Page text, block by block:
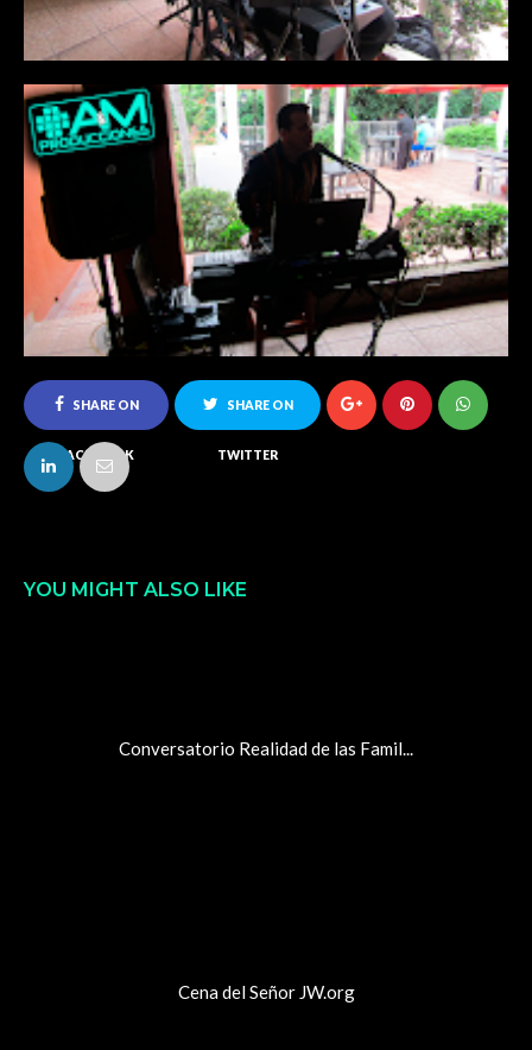
SHARE ON
FACEBOOK
SHARE ON
TWITTER
YOU MIGHT ALSO LIKE
Conversatorio Realidad de las Famil...
Cena del Señor JW.org